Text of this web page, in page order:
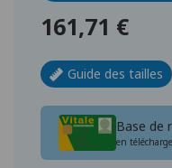
161,71 €
Guide des tailles
Base de
en